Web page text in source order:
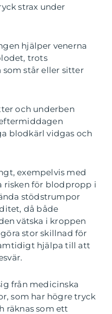
strax under
hjälper venerna
trots
står eller sitter
och underben
blodkärl vidgas och
exempelvis med
risken för blodpropp i
stödstrumpor
då både
vätska i kroppen
stor skillnad för
hjälpa till att
från medicinska
som har högre tryck
räknas som ett